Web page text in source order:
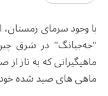
با وجود سرمای زمستان،
"جه‌جیانگ" در شرق
ماهیگیرانی که به تاز
ماهی های صید شده خود